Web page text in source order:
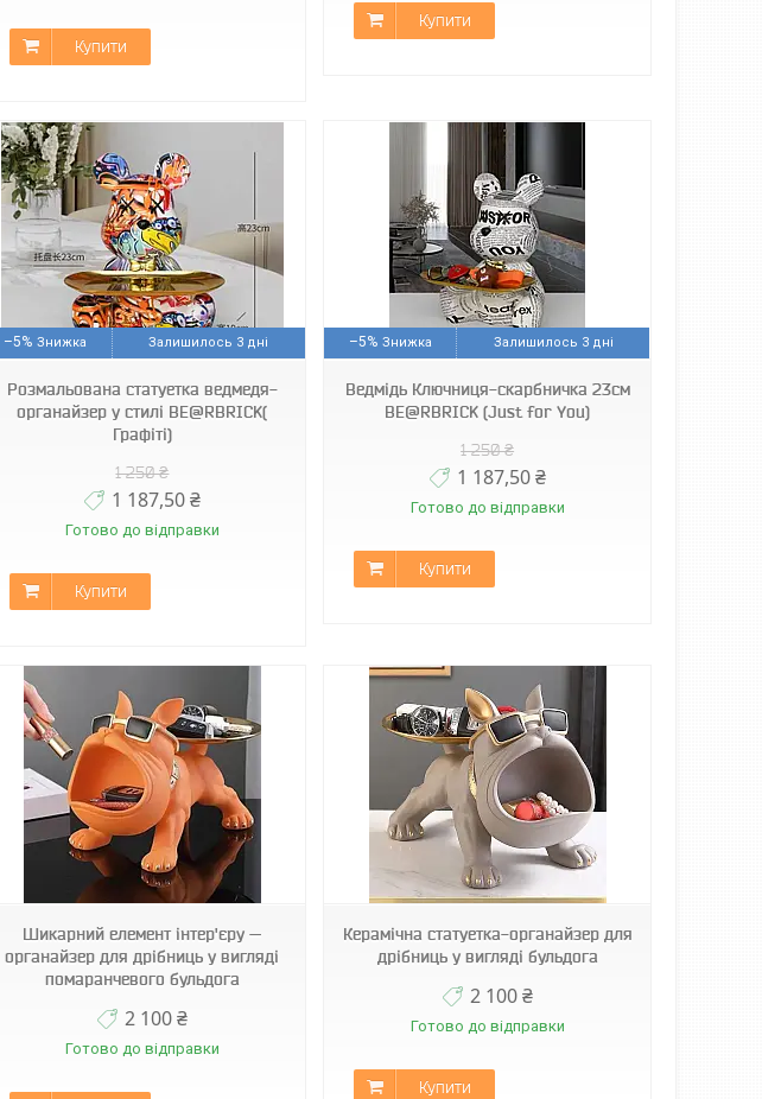
Купити
Купити
–5%
Залишилось 3 дні
Розмальована статуетка ведмедя-
органайзер у стилі BE@RBRICK(
Графіті)
1 250 ₴
1 187,50 ₴
Готово до відправки
Купити
Арт1550
–5%
Залишилось 3 дні
Ведмідь Ключниця-скарбничка 23см
BE@RBRICK (Just for You)
1 250 ₴
1 187,50 ₴
Готово до відправки
Купити
Шикарний елемент інтер'єру —
органайзер для дрібниць у вигляді
помаранчевого бульдога
2 100 ₴
Готово до відправки
Арт1686
Керамічна статуетка-органайзер для
дрібниць у вигляді бульдога
2 100 ₴
Готово до відправки
Купити